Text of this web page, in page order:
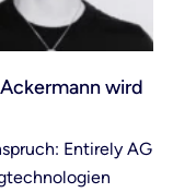
wird
Entirely AG